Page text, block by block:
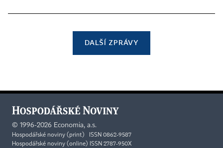
DALŠÍ ZPRÁVY
© 1996-2026 Economia, a.s.
Hospodářské noviny (print) ISSN 0862-9587
Hospodářské noviny (online) ISSN 2787-950X